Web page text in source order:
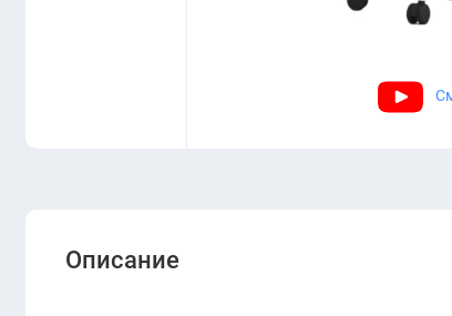
Описание